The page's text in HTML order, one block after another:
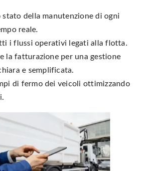
della manutenzione di ogni
reale.
i flussi operativi legati alla flotta.
la fatturazione per una gestione
e semplificata.
di fermo dei veicoli ottimizzando